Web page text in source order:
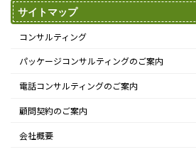
サイトマップ
コンサルティング
パッケージコンサルティングのご案内
電話コンサルティングのご案内
顧問契約のご案内
会社概要